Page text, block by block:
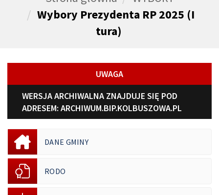
Wybory Prezydenta RP 2025 (I
tura)
UWAGA
WERSJA ARCHIWALNA ZNAJDUJE SIĘ POD
ADRESEM: ARCHIWUM.BIP.KOLBUSZOWA.PL
DANE GMINY
RODO